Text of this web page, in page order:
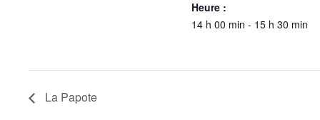
Heure :
14 h 00 min - 15 h 30 min
La Papote